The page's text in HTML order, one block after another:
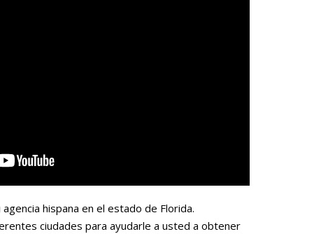
hispana en el estado de Florida.
ciudades para ayudarle a usted a obtener